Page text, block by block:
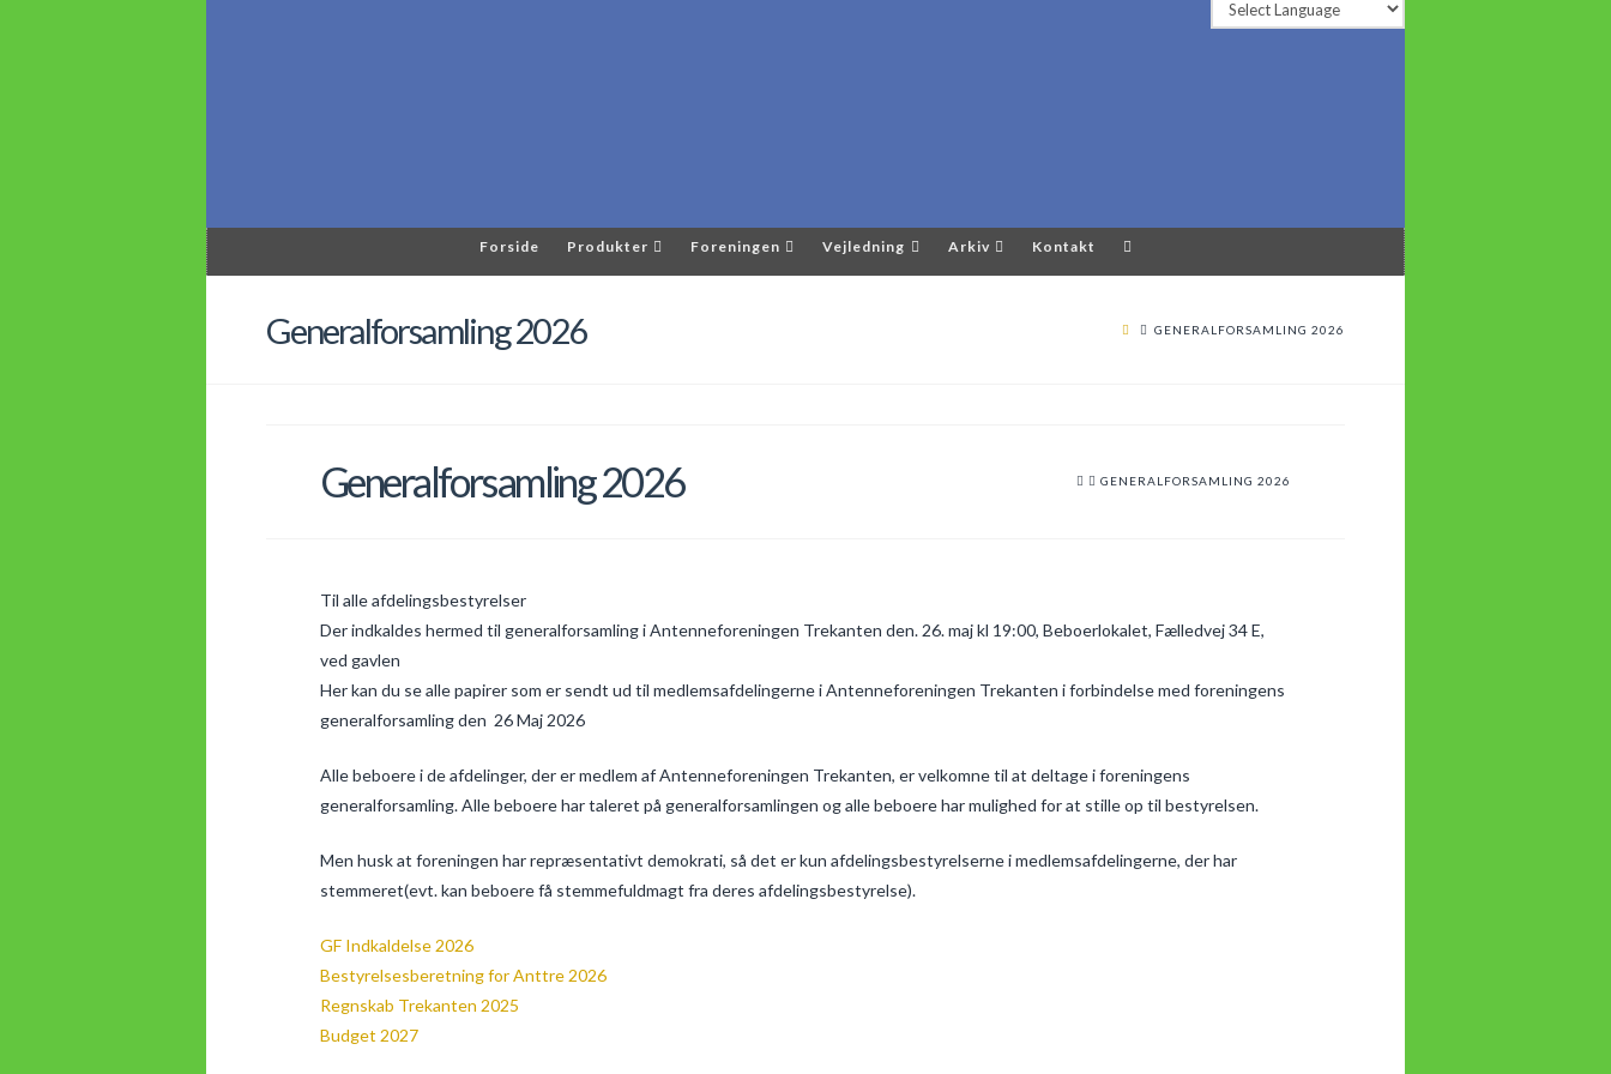
Forside Produkter Foreningen Vejledning Arkiv Kontakt
Generalforsamling 2026 GENERALFORSAMLING 2026
Generalforsamling 2026 GENERALFORSAMLING 2026
Til alle afdelingsbestyrelser
Der indkaldes hermed til generalforsamling i Antenneforeningen Trekanten den. 26. maj kl 19:00, Beboerlokalet, Fælledvej 34 E,
ved gavlen
Her kan du se alle papirer som er sendt ud til medlemsafdelingerne i Antenneforeningen Trekanten i forbindelse med foreningens
generalforsamling den 26 Maj 2026
Alle beboere i de afdelinger, der er medlem af Antenneforeningen Trekanten, er velkomne til at deltage i foreningens
generalforsamling. Alle beboere har taleret på generalforsamlingen og alle beboere har mulighed for at stille op til bestyrelsen.
Men husk at foreningen har repræsentativt demokrati, så det er kun afdelingsbestyrelserne i medlemsafdelingerne, der har
stemmeret(evt. kan beboere få stemmefuldmagt fra deres afdelingsbestyrelse).
GF Indkaldelse 2026
Bestyrelsesberetning for Anttre 2026
Regnskab Trekanten 2025
Budget 2027